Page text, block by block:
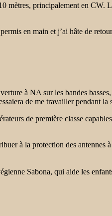
mètres, principalement en CW.
en main et j’ai hâte de
à NA sur les bandes
de me travailler pendant la
de première classe
à la protection des
Sabona, qui aide les